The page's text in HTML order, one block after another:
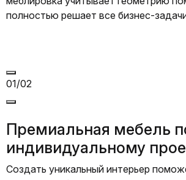
полностью решает все бизнес-
01/02
Премиальная мебель
индивидуальному
Создать уникальный интерьер